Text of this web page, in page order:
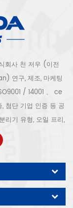
회사 천 저우 (이전
연구, 제조, 마케팅
/ 14001 、 ce
첨단 기업 인증 등 공
리기 유형, 오일 프리,
한 공기 압축기 생산
압축기 산업 전문가
모터, 정밀 부품 가공
사는 영구 자석 서보
허를 획득하여 국가
다. 우리 자신의 브랜